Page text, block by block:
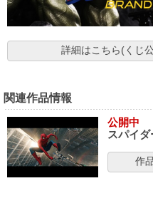
詳細はこちら(くじ
関連作品情報
公開中
スパイ
作